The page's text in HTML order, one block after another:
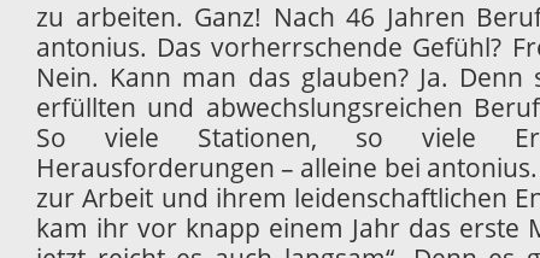
zu arbeiten. Ganz! Nach 46 Jahren
antonius. Das vorherrschende Gefühl?
Nein. Kann man das glauben? Ja.
erfüllten und abwechslungsreichen
So viele Stationen, so viele
Herausforderungen – alleine bei
zur Arbeit und ihrem leidenschaftlichen
kam ihr vor knapp einem Jahr das erste